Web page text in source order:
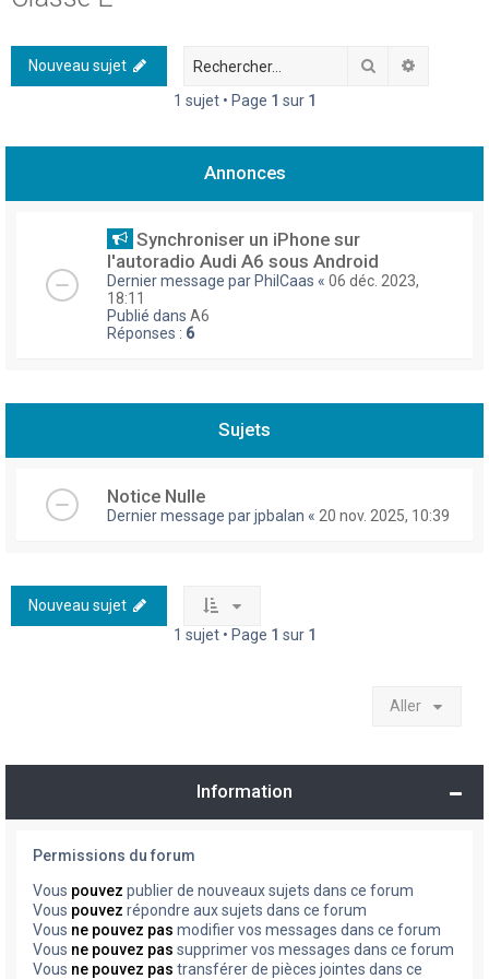
h
r
Nouveau sujet Rechercher
1 sujet • Page 1 sur 1
Annonces
Synchroniser un iPhone sur
l'autoradio Audi A6 sous Android
Dernier message par PhilCaas « 06 déc. 2023,
18:11
Publié dans A6
Réponses : 6
Sujets
Notice Nulle
Dernier message parjpbalan « 20 nov. 2025, 10:39
Nouveau sujet
1 sujet • Page 1 sur 1
Aller
Information
Permissions du forum
Vous pouvez publier de nouveaux sujets dans ce forum
Vous pouvez répondre aux sujets dans ce forum
Vous ne pouvez pas modifier vos messages dans ce forum
Vous ne pouvez pas supprimer vos messages dans ce forum
Vous ne pouvez pas transférer de pièces jointes dans ce